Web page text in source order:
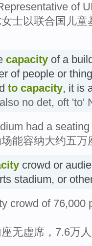
of
士以联合国儿
capacity of a
of people or
to capacity, it is
no det, oft 'to'
had a
能容纳大约五万
crowd or
stadium, or
crowd of 76,000
无虚席，7.6万